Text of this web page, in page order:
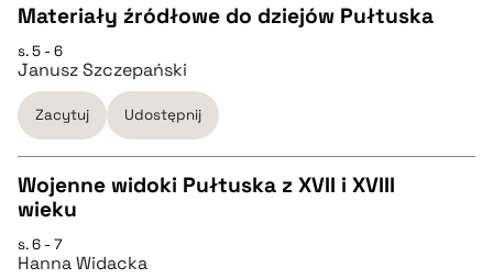
BIBTEX
pobierz cytat
CZYSTY TEKST
pobierz cytat
BIBTEX
pobierz cytat
Materiały źródłowe do dziejów Pułtuska
s. 5 - 6
Janusz Szczepański
Zacytuj Udostępnij
Wojenne widoki Pułtuska z XVII i XVIII
wieku
s. 6 - 7
Hanna Widacka